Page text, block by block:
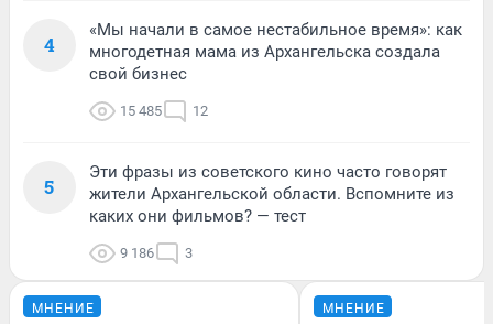
4
«Мы начали в самое нестабильное время»: как
многодетная мама из Архангельска создала
свой бизнес
15 485 12
5
Эти фразы из советского кино часто говорят
жители Архангельской области. Вспомните из
каких они фильмов? — тест
9 186 3
МНЕНИЕ МНЕНИЕ